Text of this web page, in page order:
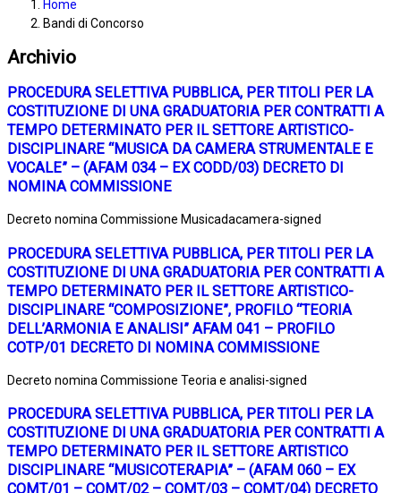
Home
Bandi di Concorso
Archivio
PROCEDURA SELETTIVA PUBBLICA, PER TITOLI PER LA
COSTITUZIONE DI UNA GRADUATORIA PER CONTRATTI A
TEMPO DETERMINATO PER IL SETTORE ARTISTICO-
DISCIPLINARE “MUSICA DA CAMERA STRUMENTALE E
VOCALE” – (AFAM 034 – EX CODD/03) DECRETO DI
NOMINA COMMISSIONE
Decreto nomina Commissione Musicadacamera-signed
PROCEDURA SELETTIVA PUBBLICA, PER TITOLI PER LA
COSTITUZIONE DI UNA GRADUATORIA PER CONTRATTI A
TEMPO DETERMINATO PER IL SETTORE ARTISTICO-
DISCIPLINARE “COMPOSIZIONE”, PROFILO “TEORIA
DELL’ARMONIA E ANALISI” AFAM 041 – PROFILO
COTP/01 DECRETO DI NOMINA COMMISSIONE
Decreto nomina Commissione Teoria e analisi-signed
PROCEDURA SELETTIVA PUBBLICA, PER TITOLI PER LA
COSTITUZIONE DI UNA GRADUATORIA PER CONTRATTI A
TEMPO DETERMINATO PER IL SETTORE ARTISTICO
DISCIPLINARE “MUSICOTERAPIA” – (AFAM 060 – EX
COMT/01 – COMT/02 – COMT/03 – COMT/04) DECRETO